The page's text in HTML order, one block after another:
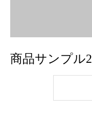
商品サンプル2